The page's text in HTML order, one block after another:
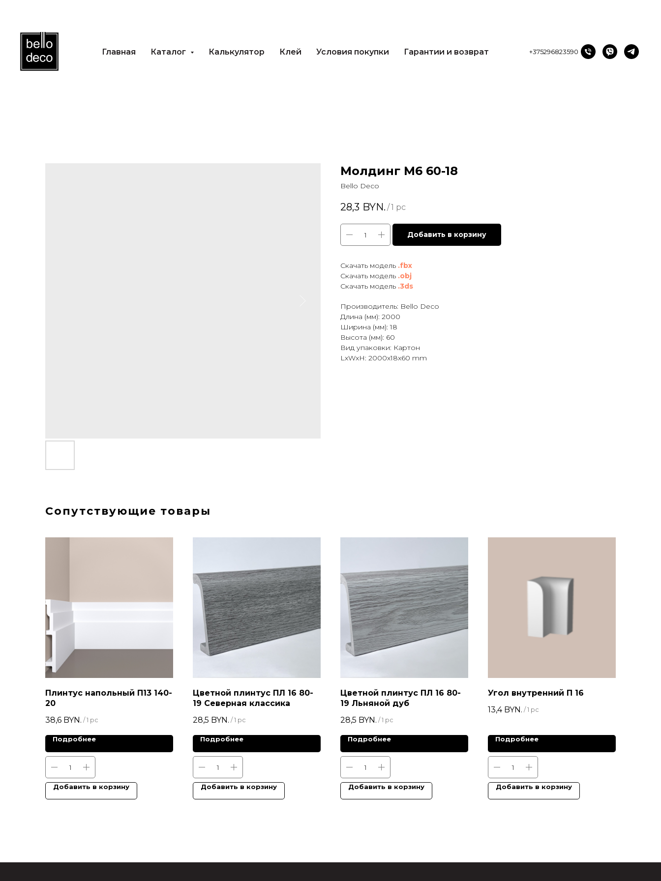
Главная Каталог Калькулятор Клей Условия покупки Гарантии и возврат +375296823590
Молдинг М6 60-18
Bello Deco
28,3 BYN. /1 pc
Добавить в корзину
Cкачать модель .fbx
Скачать модель .obj
Скачать модель .3ds
Производитель: Bello Deco
Длина (мм): 2000
Ширина (мм): 18
Высота (мм): 60
Вид упаковки: Картон
LxWxH: 2000x18x60 mm
Сопутствующие товары
Плинтус напольный П13 140-
20
38,6 BYN. / 1 pc
Подробнее
Добавить в корзину
Цветной плинтус ПЛ 16 80-
19 Северная классика
28,5 BYN. / 1 pc
Подробнее
Добавить в корзину
Цветной плинтус ПЛ 16 80-
19 Льняной дуб
28,5 BYN. / 1 pc
Подробнее
Добавить в корзину
Угол внутренний П 16
13,4 BYN. / 1 pc
Подробнее
Добавить в корзину